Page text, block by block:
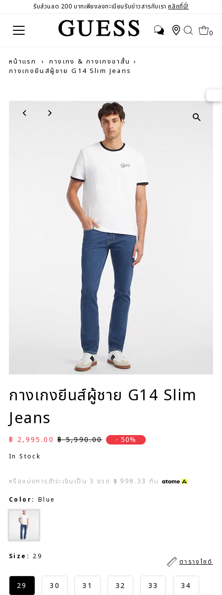
รับส่วนลด 200 บาทเพียงลงทะเบียนรับข่าวสารกับเราคลิกที่นี่!
0
หน้าแรก › กางเกง & กางเกงขาสั้น ›
กางเกงยีนส์ผู้ชาย G14 Slim Jeans
กางเกงยีนส์ผู้ชาย G14 Slim
Jeans
ราคาลด
฿ 2,995.00 ราคาปกติ
฿ 5,990.00 - 50%
In Stock
หรือแบ่งการชำระเงินเป็น3 งวด ฿ 998.33 กับ
Color: Blue
Size: 29
ตารางไซด์
29 30 31 32 33 34